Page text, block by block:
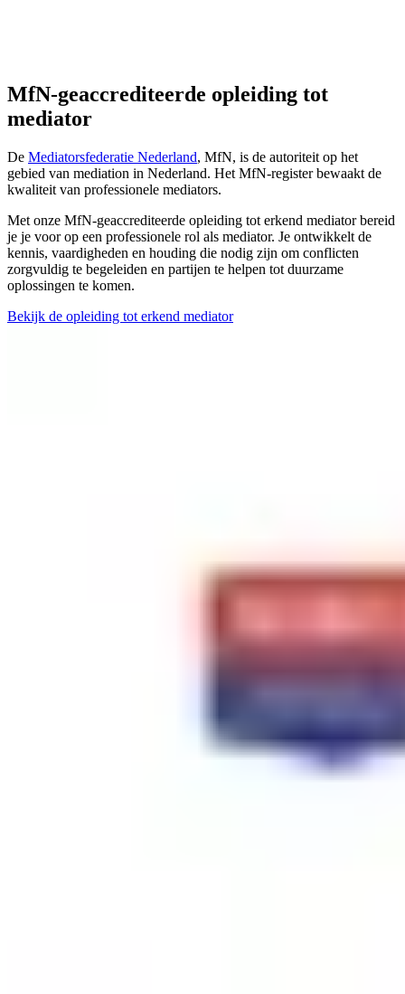
MfN-geaccrediteerde opleiding tot
mediator
De Mediatorsfederatie Nederland, MfN, is de autoriteit op het
gebied van mediation in Nederland. Het MfN-register bewaakt de
kwaliteit van professionele mediators.
Met onze MfN-geaccrediteerde opleiding tot erkend mediator bereid
je je voor op een professionele rol als mediator. Je ontwikkelt de
kennis, vaardigheden en houding die nodig zijn om conflicten
zorgvuldig te begeleiden en partijen te helpen tot duurzame
oplossingen te komen.
Bekijk de opleiding tot erkend mediator